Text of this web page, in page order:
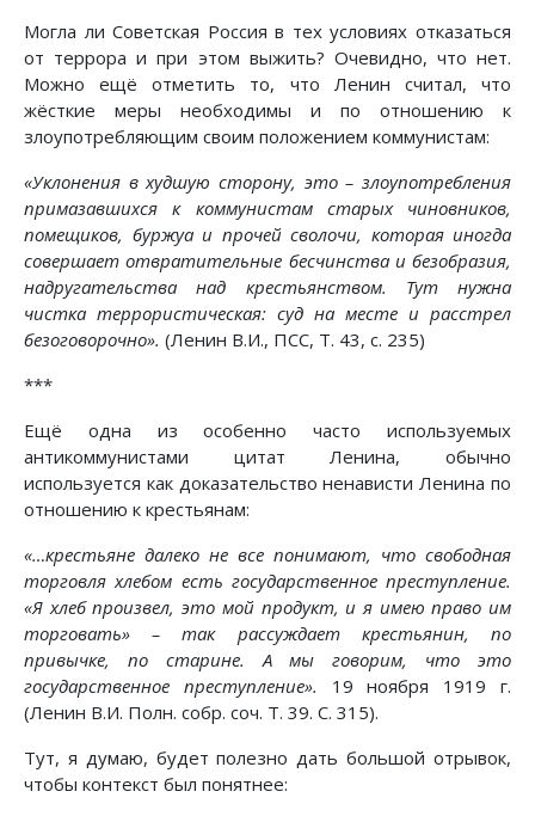
Могла ли Советская Россия в тех условиях отказаться
от террора и при этом выжить? Очевидно, что нет.
Можно ещё отметить то, что Ленин считал, что
жёсткие меры необходимы и по отношению к
злоупотребляющим своим положением коммунистам:
«Уклонения в худшую сторону, это – злоупотребления
примазавшихся к коммунистам старых чиновников,
помещиков, буржуа и прочей сволочи, которая иногда
совершает отвратительные бесчинства и безобразия,
надругательства над крестьянством. Тут нужна
чистка террористическая: суд на месте и расстрел
безоговорочно». (Ленин В.И., ПСС, Т. 43, с. 235)
***
Ещё одна из особенно часто используемых
антикоммунистами цитат Ленина, обычно
используется как доказательство ненависти Ленина по
отношению к крестьянам:
«…крестьяне далеко не все понимают, что свободная
торговля хлебом есть государственное преступление.
«Я хлеб произвел, это мой продукт, и я имею право им
торговать» – так рассуждает крестьянин, по
привычке, по старине. А мы говорим, что это
государственное преступление». 19 ноября 1919 г.
(Ленин В.И. Полн. собр. соч. Т. 39. С. 315).
Тут, я думаю, будет полезно дать большой отрывок,
чтобы контекст был понятнее: